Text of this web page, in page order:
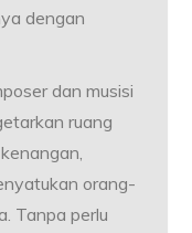
dengan
dan musisi
ruang
orang-
Tanpa perlu